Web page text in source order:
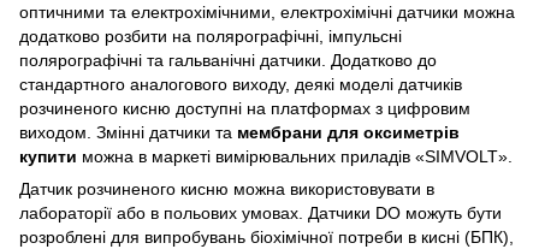
оптичними та електрохімічними, електрохімічні датчики можна
додатково розбити на полярографічні, імпульсні
полярографічні та гальванічні датчики. Додатково до
стандартного аналогового виходу, деякі моделі датчиків
розчиненого кисню доступні на платформах з цифровим
виходом. Змінні датчики та мембрани для оксиметрів
купити можна в маркеті вимірювальних приладів «SIMVOLT».
Датчик розчиненого кисню можна використовувати в
лабораторії або в польових умовах. Датчики DO можуть бути
розроблені для випробувань біохімічної потреби в кисні (БПК),